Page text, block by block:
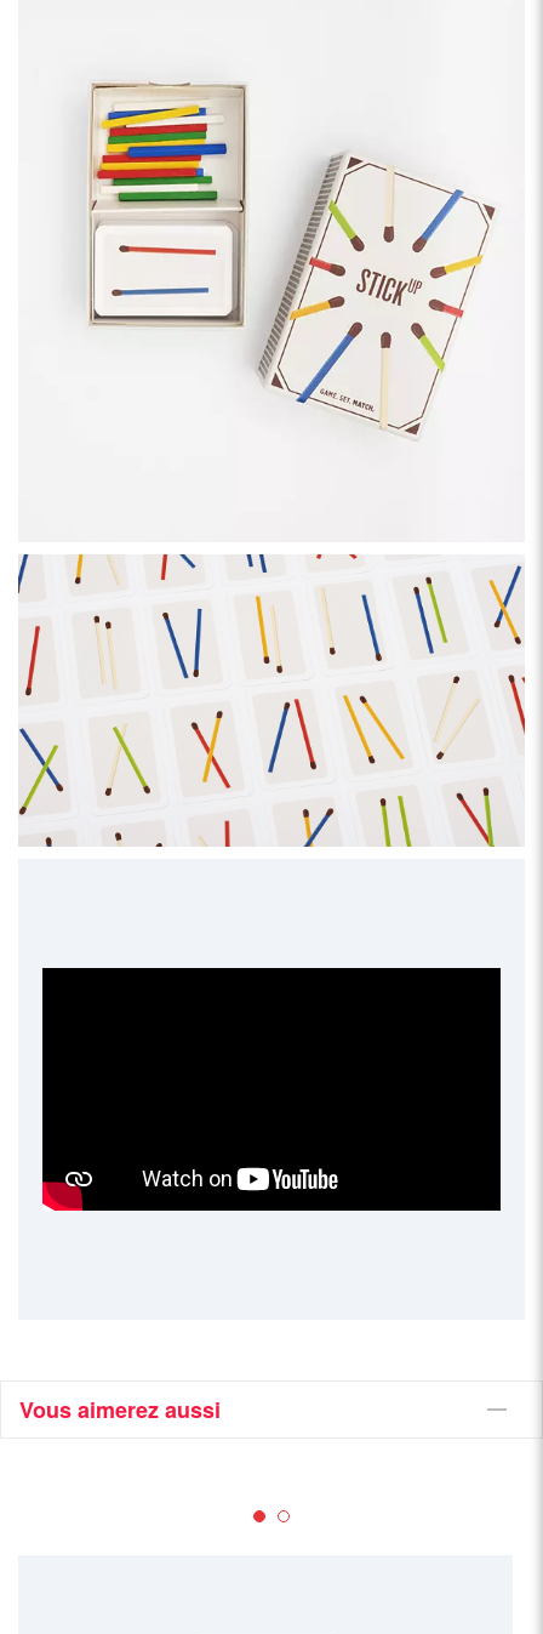
Vous aimerez aussi